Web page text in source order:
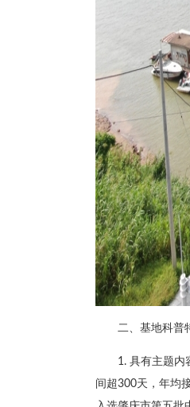
二、基地科普
1. 具有主题内
间超300天，年均